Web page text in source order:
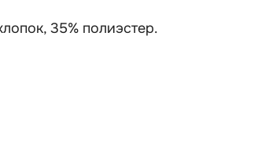
35% полиэстер.